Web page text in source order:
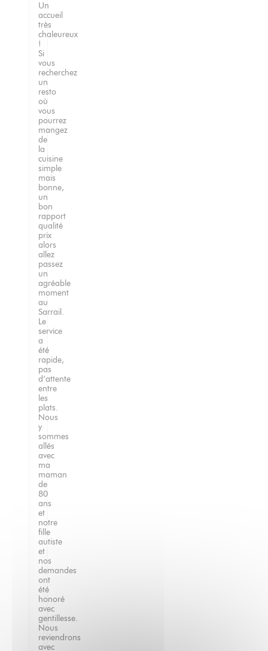
Un
accueil
très
chaleureux
!
Si
vous
recherchez
un
resto
où
vous
pourrez
mangez
de
la
cuisine
simple
mais
bonne,
un
bon
rapport
qualité
prix
alors
allez
passez
un
agréable
moment
au
Sarrail.
Le
service
a
été
rapide,
pas
d’attente
entre
les
plats.
Nous
y
sommes
allés
avec
ma
maman
de
80
ans
et
notre
fille
autiste
et
nos
demandes
ont
été
honoré
avec
gentillesse.
Nous
reviendrons
avec